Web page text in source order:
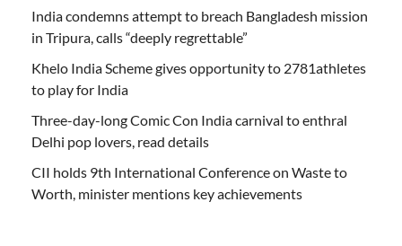
India condemns attempt to breach Bangladesh mission
in Tripura, calls “deeply regrettable”
Khelo India Scheme gives opportunity to 2781athletes
to play for India
Three-day-long Comic Con India carnival to enthral
Delhi pop lovers, read details
CII holds 9th International Conference on Waste to
Worth, minister mentions key achievements